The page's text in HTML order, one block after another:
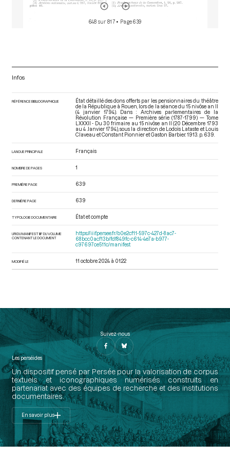
648 sur 817 • Page 639
Infos
RÉFÉRENCE BIBLIOGRAPHIQUE
État détaillé des dons offerts par les pensionnaires du théâtre
de la République à Rouen, lors de la séance du 15 nivôse an II
(4 janvier 1794). Dans : Archives parlementaires de la
Révolution Française — Première série (1787-1799) — Tome
LXXXII - Du 30 frimaire au 15 nivôse an II (20 Décembre 1793
au 4 Janvier 1794), sous la direction de Lodoïs Lataste et Louis
Claveau et Constant Pionnier et Gaston Barbier. 1913. p. 639.
LANGUE PRINCIPALE Français
NOMBRE DE PAGES 1
PREMIÈRE PAGE 639
DERNIÈRE PAGE 639
TYPOLOGIE DOCUMENTAIRE État et compte
URI DU MANIFEST IIIF DU VOLUME
CONTENANT LE DOCUMENT
https://iiif.persee.fr/b0e2cf11-597c-427d-8ac7-
68bcc0acf13b/fdf849fc-c614-4e7a-b977-
c97697ce511c/manifest
MODIFIÉ LE 11 octobre 2024 à 01:22
Suivez-nous
Les perséides
Un dispositif pensé par Persée pour la valorisation de corpus
textuels et iconographiques numérisés construits en
partenariat avec des équipes de recherche et des institutions
documentaires.
En savoir plus